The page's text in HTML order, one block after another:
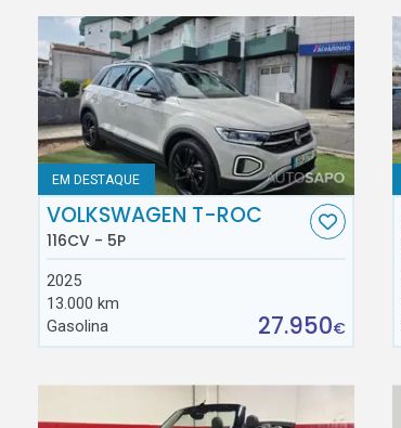
EM DESTAQUE
VOLKSWAGEN T-ROC
116CV - 5P
2025
13.000 km
Gasolina
27.950€